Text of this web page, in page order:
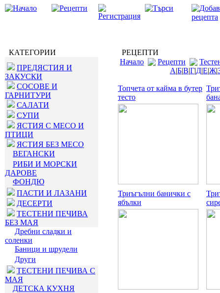
КАТЕГОРИИ
ПРЕДЯСТИЯ И
ЗАКУСКИ
СОСОВЕ И
ГАРНИТУРИ
САЛАТИ
СУПИ
ЯСТИЯ С МЕСО И
ПТИЦИ
ЯСТИЯ БЕЗ МЕСО
ВЕГАНСКИ
РИБИ И МОРСКИ
ДАРОВЕ
ФОНДЮ
ПАСТИ И ЛАЗАНИ
ДЕСЕРТИ
ТЕСТЕНИ ПЕЧИВА
БЕЗ МАЯ
Дребни сладки и
соленки
Баници и щрудели
Други
ТЕСТЕНИ ПЕЧИВА С
МАЯ
ДЕТСКА КУХНЯ
РЕЦЕПТИ
Начало
Рецепти
А|Б|В|Г|Д|Е|Ж|
Топчета от кайма в бутер
тесто
Триъгълни банички с
ябълки